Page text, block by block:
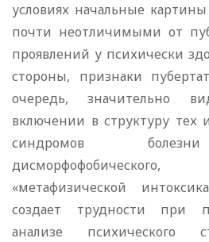
условиях начальные
почти неотличимыми от
проявлений у психически
стороны, признаки
очередь, значительно
включении в структуру тех
синдромов
«метафизической
создает трудности при
анализе психического